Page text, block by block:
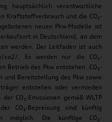
hauptsächlich verantwortliche
Kraftstoffverbrauch und die CO₂-
neuen Pkw-Modelle ist
in Deutschland, an dem
werden. Der Leitfaden ist auch
co2/. Es werden nur die CO₂-
Betrieb des Pkw entstehen. CO₂-
und Bereitstellung des Pkw sowie
entstehen oder vermieden
CO₂-Emissionen gemäß WLTP
CO₂-Bepreisung sind künftig
möglich. Die künftige CO₂-